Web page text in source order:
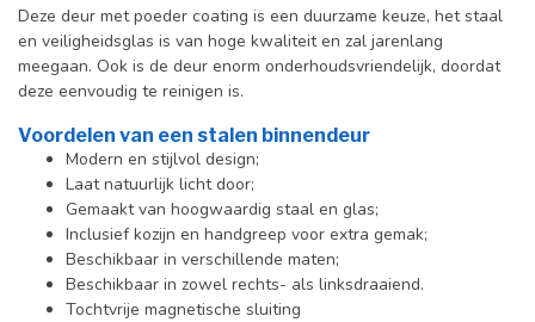
Deze deur met poeder coating is een duurzame keuze, het staal
en veiligheidsglas is van hoge kwaliteit en zal jarenlang
meegaan. Ook is de deur enorm onderhoudsvriendelijk, doordat
deze eenvoudig te reinigen is.
Voordelen van een stalen binnendeur
Modern en stijlvol design;
Laat natuurlijk licht door;
Gemaakt van hoogwaardig staal en glas;
Inclusief kozijn en handgreep voor extra gemak;
Beschikbaar in verschillende maten;
Beschikbaar in zowel rechts- als linksdraaiend.
Tochtvrije magnetische sluiting